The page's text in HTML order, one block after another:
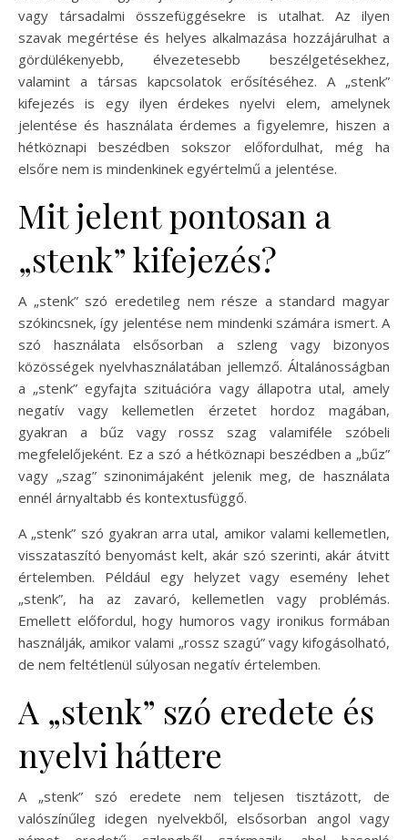
vagy társadalmi összefüggésekre is utalhat. Az ilyen
szavak megértése és helyes alkalmazása hozzájárulhat a
gördülékenyebb, élvezetesebb beszélgetésekhez,
valamint a társas kapcsolatok erősítéséhez. A „stenk”
kifejezés is egy ilyen érdekes nyelvi elem, amelynek
jelentése és használata érdemes a figyelemre, hiszen a
hétköznapi beszédben sokszor előfordulhat, még ha
elsőre nem is mindenkinek egyértelmű a jelentése.
Mit jelent pontosan a
„stenk” kifejezés?
A „stenk” szó eredetileg nem része a standard magyar
szókincsnek, így jelentése nem mindenki számára ismert. A
szó használata elsősorban a szleng vagy bizonyos
közösségek nyelvhasználatában jellemző. Általánosságban
a „stenk” egyfajta szituációra vagy állapotra utal, amely
negatív vagy kellemetlen érzetet hordoz magában,
gyakran a bűz vagy rossz szag valamiféle szóbeli
megfelelőjeként. Ez a szó a hétköznapi beszédben a „bűz”
vagy „szag” szinonimájaként jelenik meg, de használata
ennél árnyaltabb és kontextusfüggő.
A „stenk” szó gyakran arra utal, amikor valami kellemetlen,
visszataszító benyomást kelt, akár szó szerinti, akár átvitt
értelemben. Például egy helyzet vagy esemény lehet
„stenk”, ha az zavaró, kellemetlen vagy problémás.
Emellett előfordul, hogy humoros vagy ironikus formában
használják, amikor valami „rossz szagú” vagy kifogásolható,
de nem feltétlenül súlyosan negatív értelemben.
A „stenk” szó eredete és
nyelvi háttere
A „stenk” szó eredete nem teljesen tisztázott, de
valószínűleg idegen nyelvekből, elsősorban angol vagy